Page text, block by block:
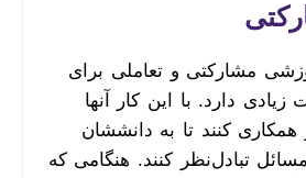
مشارکتی و تعاملی برای
دارد. با این کار آنها
همکاری کنند تا به دانششان
مسائل تبادل‌نظر کنند. هنگامی که